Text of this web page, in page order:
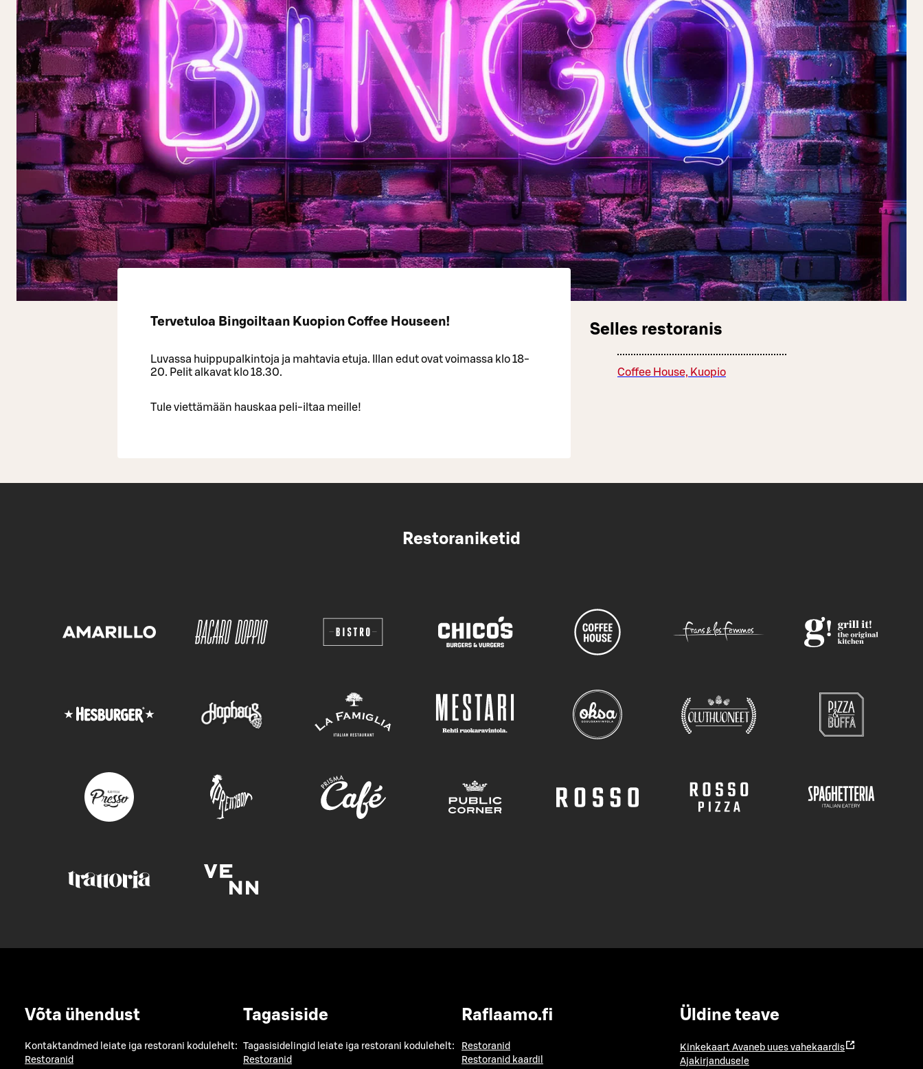
Tervetuloa Bingoiltaan Kuopion Coffee Houseen!
Luvassa huippupalkintoja ja mahtavia etuja. Illan edut ovat voimassa klo 18-
20. Pelit alkavat klo 18.30.
Tule viettämään hauskaa peli-iltaa meille!
Selles restoranis
Coffee House, Kuopio
Restoraniketid
Võta ühendust
Kontaktandmed leiate iga restorani kodulehelt:
Restoranid
Tagasiside
Tagasisidelingid leiate iga restorani kodulehelt:
Restoranid
Raflaamo.fi
Restoranid
Restoranid kaardil
Üldine teave
Kinkekaart Avaneb uues vahekaardis
Ajakirjandusele